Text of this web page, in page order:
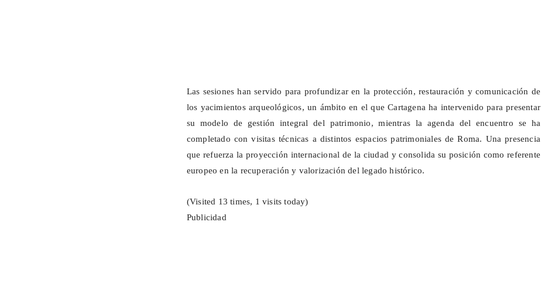
Las sesiones han servido para profundizar en la protección, restauración y comunicación de
los yacimientos arqueológicos, un ámbito en el que Cartagena ha intervenido para presentar
su modelo de gestión integral del patrimonio, mientras la agenda del encuentro se ha
completado con visitas técnicas a distintos espacios patrimoniales de Roma. Una presencia
que refuerza la proyección internacional de la ciudad y consolida su posición como referente
europeo en la recuperación y valorización del legado histórico.
(Visited 13 times, 1 visits today)
Publicidad